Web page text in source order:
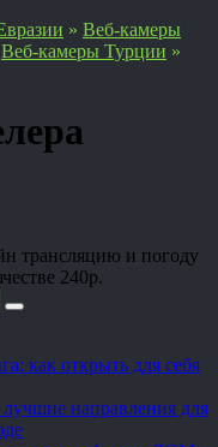
» Веб-камеры
Веб-камеры Турции »
трансляцию и погоду
240p.
как открыть для себя
направления для